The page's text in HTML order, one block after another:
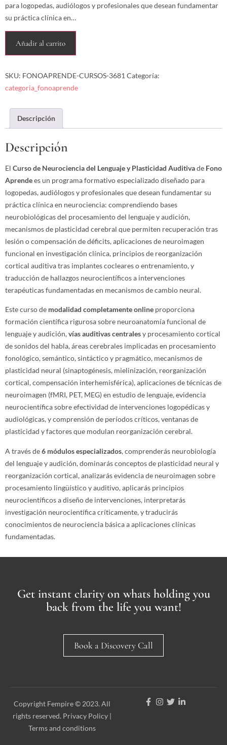
para logopedas, audiólogos y profesionales que desean fundamentar
su práctica clínica en…
Añadir al carrito
SKU: FONOAPRENDE-CURSOS-3681 Categoría:
categoria_fonoaprende
Descripción
Descripción
El Curso de Neurociencia del Lenguaje y Plasticidad Auditivade Fono
Aprendees un programa formativo especializado diseñado para
logopedas, audiólogos y profesionales que desean fundamentar su
práctica clínica en neurociencia: comprendiendo bases
neurobiológicas del procesamiento del lenguaje y audición,
mecanismos de plasticidad cerebral que permiten recuperación tras
lesión o compensación de déficits, aplicaciones de neuroimagen
funcional en investigación clínica, principios de reorganización
cortical auditiva tras implantes cocleares o entrenamiento, y
traducción de hallazgos neurocientíficos a intervenciones
terapéuticas fundamentadas en mecanismos de cambio neural.
Este curso de modalidad completamente online proporciona
formación científica rigurosa sobre neuroanatomía funcional de
lenguaje y audición,vías auditivas centralesy procesamiento cortical
de sonidos del habla, áreas cerebrales implicadas en procesamiento
fonológico, semántico, sintáctico y pragmático, mecanismos de
plasticidad neural (sinaptogénesis, mielinización, reorganización
cortical, compensación interhemisférica), aplicaciones de técnicas de
neuroimagen (fMRI, PET, MEG) en estudio de lenguaje, evidencia
neurocientífica sobre efectividad de intervenciones logopédicas y
audiológicas, y comprensión de períodos críticos, ventanas de
plasticidad y factores que modulan reorganización cerebral.
A través de6 módulos especializados, comprenderás neurobiología
del lenguaje y audición, dominarás conceptos de plasticidad neural y
reorganización cortical, analizarás evidencia de neuroimagen sobre
procesamiento lingüístico y auditivo, aplicarás principios
neurocientíficos a diseño de intervenciones, interpretarás
investigación neurocientífica críticamente, y traducirás
conocimientos de neurociencia básica a aplicaciones clínicas
fundamentadas.
Get instant clarity on whats holding you
back from the life you want!
Book a Discovery Call
Copyright Fempire © 2023. All
rights reserved. Privacy Policy |
Terms and conditions